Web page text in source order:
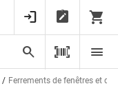
Ferrements de fenêtres et de